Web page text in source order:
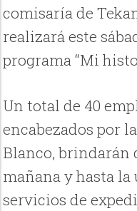
comisaría de
realizará este
programa “Mi
Un total de 40
encabezados por
Blanco, brindarán
mañana y hasta la
servicios de